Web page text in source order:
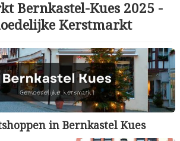
Bernkastel-Kues 2025 -
Kerstmarkt
in Bernkastel Kues